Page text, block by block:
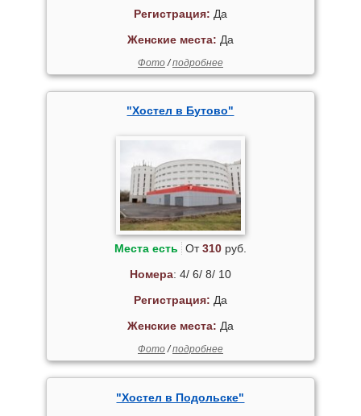
Регистрация: Да
Женские места: Да
Фото/подробнее
"Хостел в Бутово"
Места есть От310руб.
Номера: 4/ 6/ 8/ 10
Регистрация: Да
Женские места: Да
Фото/подробнее
"Хостел в Подольске"